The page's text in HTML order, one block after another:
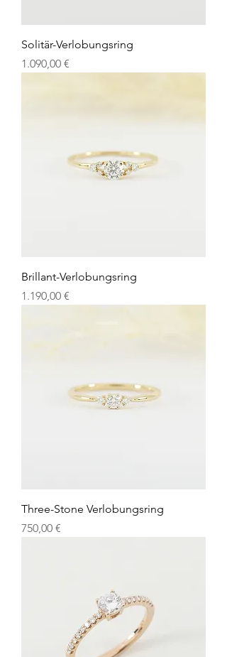
Solitär-Verlobungsring
Preis
1.090,00 €
Brillant-Verlobungsring
Preis
1.190,00 €
Three-Stone Verlobungsring
Preis
750,00 €